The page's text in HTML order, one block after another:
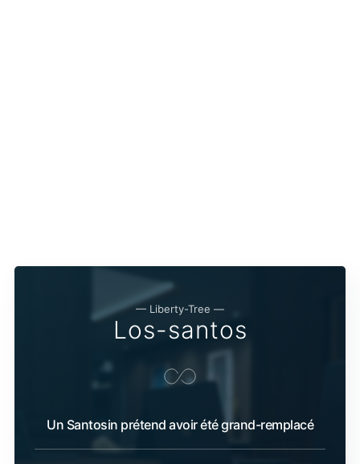
— Liberty-Tree —
Los-santos
Un Santosin prétend avoir été grand-remplacé